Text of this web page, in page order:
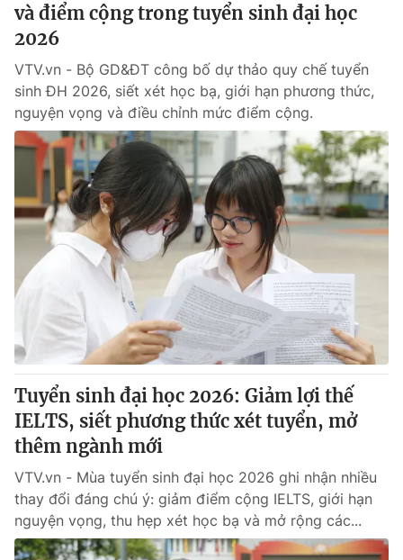
và điểm cộng trong tuyển sinh đại học
2026
VTV.vn - Bộ GD&ĐT công bố dự thảo quy chế tuyển
sinh ĐH 2026, siết xét học bạ, giới hạn phương thức,
nguyện vọng và điều chỉnh mức điểm cộng.
Tuyển sinh đại học 2026: Giảm lợi thế
IELTS, siết phương thức xét tuyển, mở
thêm ngành mới
VTV.vn - Mùa tuyển sinh đại học 2026 ghi nhận nhiều
thay đổi đáng chú ý: giảm điểm cộng IELTS, giới hạn
nguyện vọng, thu hẹp xét học bạ và mở rộng các...